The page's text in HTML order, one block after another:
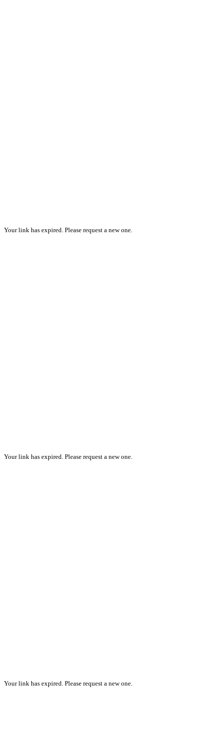
Your link has expired. Please request a new one.
Your link has expired. Please request a new one.
Your link has expired. Please request a new one.